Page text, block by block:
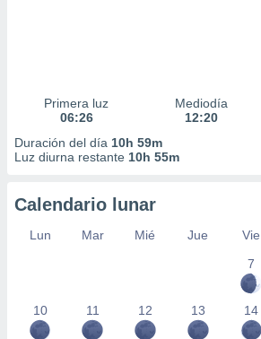
Primera luz
06:26
Mediodía
12:20
Duración del día 10h 59m
Luz diurna restante 10h 55m
Calendario lunar
Lun Mar Mié Jue Vie
7
10 11 12 13 14